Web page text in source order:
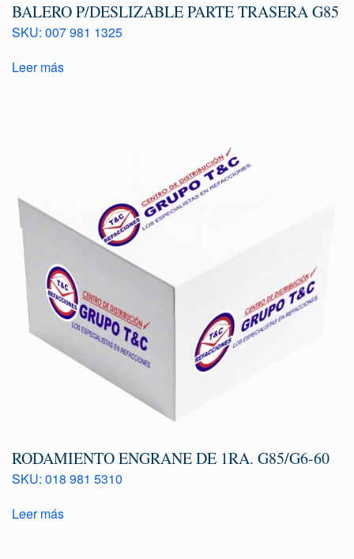
BALERO P/DESLIZABLE PARTE TRASERA G85
SKU: 007 981 1325
Leer más
RODAMIENTO ENGRANE DE 1RA. G85/G6-60
SKU: 018 981 5310
Leer más